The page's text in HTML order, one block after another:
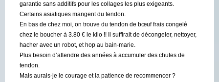
garantie sans additifs pour les collages les plus exigeants.
Certains asiatiques mangent du tendon.
En bas de chez moi, on trouve du tendon de bœuf frais congelé
chez le boucher à 3.80 € le kilo !! Il suffirait de décongeler, nettoyer,
hacher avec un robot, et hop au bain-marie.
Plus besoin d’attendre des années à accumuler des chutes de
tendon.
Mais aurais-je le courage et la patience de recommencer ?